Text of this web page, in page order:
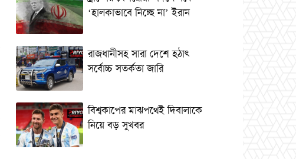
‘হালকাভাবে নিচ্ছে না’ ইরান
রাজধানীসহ সারা দেশে হঠাৎ
সর্বোচ্চ সতর্কতা জা‌রি
বিশ্বকাপের মাঝপথেই দিবালাকে
নিয়ে বড় সুখবর